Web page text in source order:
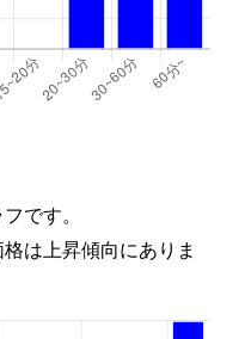
です。
は上昇傾向にありま